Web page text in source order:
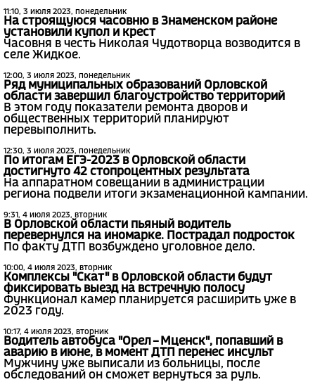
11:10, 3 июля 2023, понедельник
На строящуюся часовню в Знаменском районе
установили купол и крест
Часовня в честь Николая Чудотворца возводится в
селе Жидкое.
12:00, 3 июля 2023, понедельник
Ряд муниципальных образований Орловской
области завершил благоустройство территорий
В этом году показатели ремонта дворов и
общественных территорий планируют
перевыполнить.
12:30, 3 июля 2023, понедельник
По итогам ЕГЭ-2023 в Орловской области
достигнуто 42 стопроцентных результата
На аппаратном совещании в администрации
региона подвели итоги экзаменационной кампании.
9:31, 4 июля 2023, вторник
В Орловской области пьяный водитель
перевернулся на иномарке. Пострадал подросток
По факту ДТП возбуждено уголовное дело.
10:00, 4 июля 2023, вторник
Комплексы "Скат" в Орловской области будут
фиксировать выезд на встречную полосу
Функционал камер планируется расширить уже в
2023 году.
10:17, 4 июля 2023, вторник
Водитель автобуса "Орел – Мценск", попавший в
аварию в июне, в момент ДТП перенес инсульт
Мужчину уже выписали из больницы, после
обследований он сможет вернуться за руль.